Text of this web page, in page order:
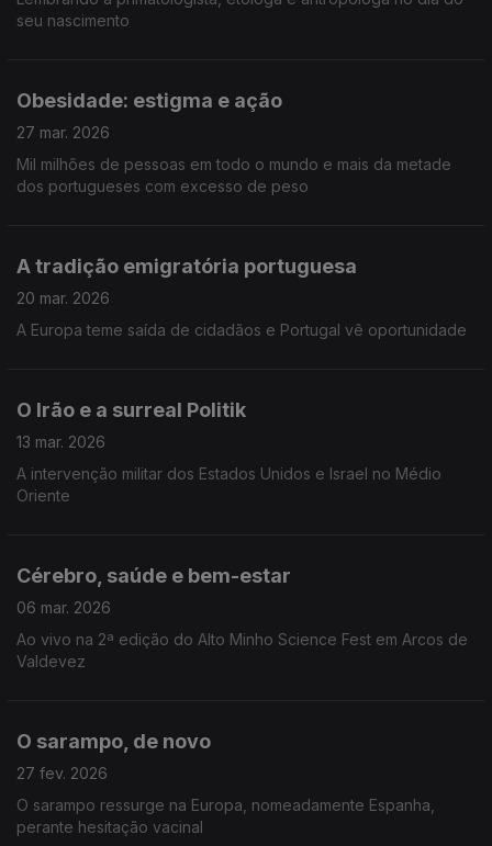
seu nascimento
Obesidade: estigma e ação
27 mar. 2026
Mil milhões de pessoas em todo o mundo e mais da metade
dos portugueses com excesso de peso
A tradição emigratória portuguesa
20 mar. 2026
A Europa teme saída de cidadãos e Portugal vê oportunidade
O Irão e a surreal Politik
13 mar. 2026
A intervenção militar dos Estados Unidos e Israel no Médio
Oriente
Cérebro, saúde e bem-estar
06 mar. 2026
Ao vivo na 2ª edição do Alto Minho Science Fest em Arcos de
Valdevez
O sarampo, de novo
27 fev. 2026
O sarampo ressurge na Europa, nomeadamente Espanha,
perante hesitação vacinal